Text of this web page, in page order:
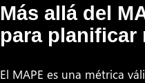
Más allá del
para planificar
El MAPE es una métrica